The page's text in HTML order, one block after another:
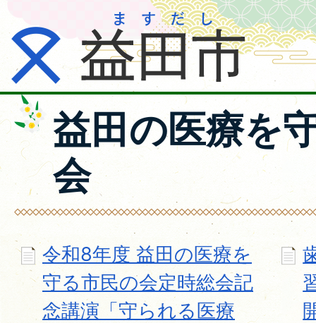
益田の医療を
会
令和8年度 益田の医療を
守る市民の会定時総会記
念講演「守られる医療